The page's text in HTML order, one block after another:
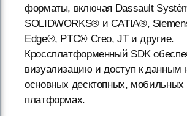
форматы, включая Dassault
SOLIDWORKS® и CATIA®,
Edge®, PTC® Creo, JT и другие.
Кроссплатформенный SDK
визуализацию и доступ к данным
основных десктопных, мобильных
платформах.